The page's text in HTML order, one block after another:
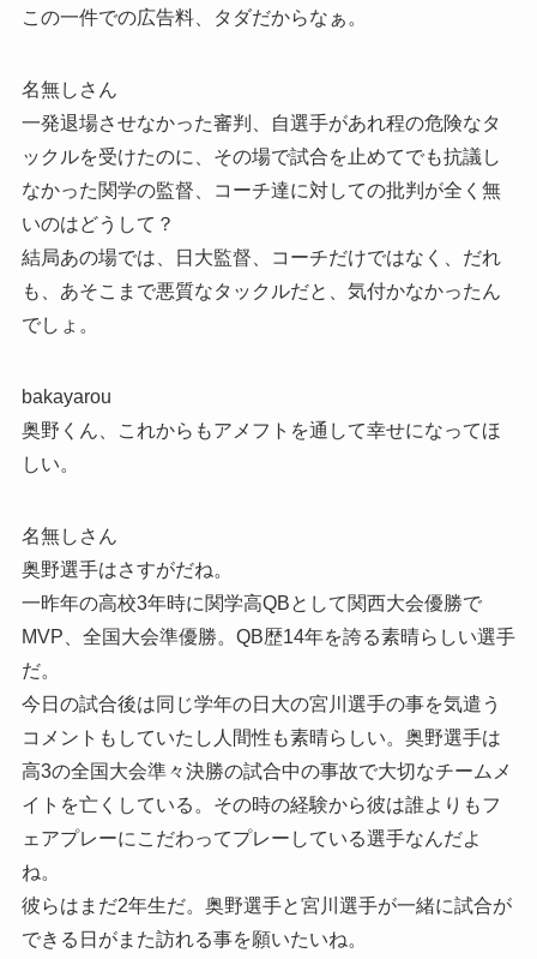
この一件での広告料、タダだからなぁ。
名無しさん
一発退場させなかった審判、自選手があれ程の危険なタ
ックルを受けたのに、その場で試合を止めてでも抗議し
なかった関学の監督、コーチ達に対しての批判が全く無
いのはどうして？
結局あの場では、日大監督、コーチだけではなく、だれ
も、あそこまで悪質なタックルだと、気付かなかったん
でしょ。
bakayarou
奥野くん、これからもアメフトを通して幸せになってほ
しい。
名無しさん
奥野選手はさすがだね。
一昨年の高校3年時に関学高QBとして関西大会優勝で
MVP、全国大会準優勝。QB歴14年を誇る素晴らしい選手
だ。
今日の試合後は同じ学年の日大の宮川選手の事を気遣う
コメントもしていたし人間性も素晴らしい。奥野選手は
高3の全国大会準々決勝の試合中の事故で大切なチームメ
イトを亡くしている。その時の経験から彼は誰よりもフ
ェアプレーにこだわってプレーしている選手なんだよ
ね。
彼らはまだ2年生だ。奥野選手と宮川選手が一緒に試合が
できる日がまた訪れる事を願いたいね。